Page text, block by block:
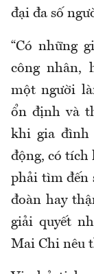
đại đa số
“Có những
công nhân,
một người
ổn định và
khi gia đình
động, có tích
phải tìm đến
đoàn hay
giải quyết
Mai Chi nêu